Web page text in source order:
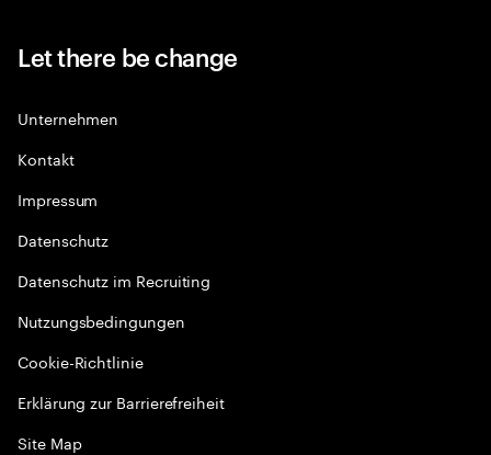
Let there be change
Unternehmen
Kontakt
Impressum
Datenschutz
Datenschutz im Recruiting
Nutzungsbedingungen
Cookie-Richtlinie
Erklärung zur Barrierefreiheit
Site Map